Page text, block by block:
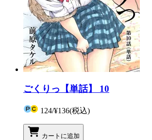
ごくりっ【単話】 10
124/¥136(税込)
カートに追加